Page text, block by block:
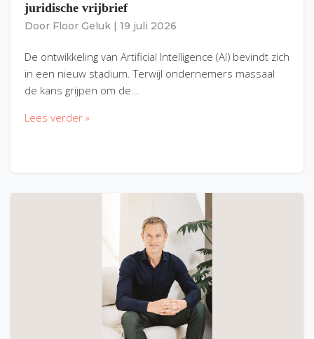
juridische vrijbrief
Door Floor Geluk 19 juli 2026
De ontwikkeling van Artificial Intelligence (AI) bevindt zich
in een nieuw stadium. Terwijl ondernemers massaal
de kans grijpen om de…
Lees verder »